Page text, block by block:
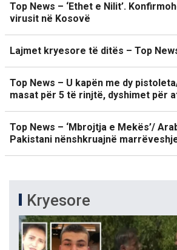
Top News – ‘Ethet e Nilit’.
virusit në Kosovë
Lajmet kryesore të ditës – Top
Top News – U kapën me dy
masat për 5 të rinjtë, dyshimet për
Top News – ‘Mbrojtja e Mekës’/
Pakistani nënshkruajnë
Kryesore